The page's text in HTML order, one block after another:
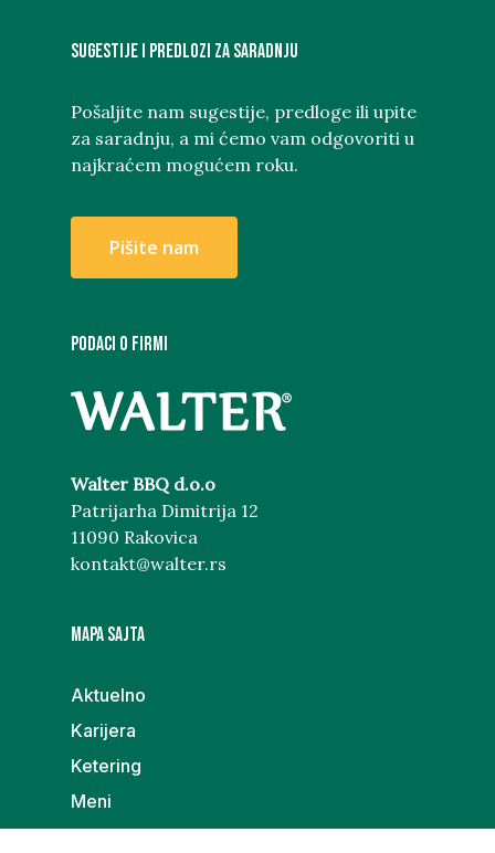
Sugestije i predlozi za saradnju
Pošaljite nam sugestije, predloge ili upite
za saradnju, a mi ćemo vam odgovoriti u
najkraćem mogućem roku.
Pišite nam
PODACI O FIRMI
Walter BBQ d.o.o
Patrijarha Dimitrija 12
11090 Rakovica
kontakt@walter.rs
MAPA SAJTA
Aktuelno
Karijera
Ketering
Meni
Poklon galerija